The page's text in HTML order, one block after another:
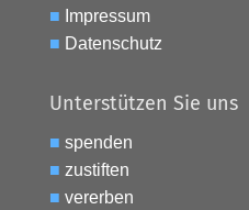
■ Impressum
■ Datenschutz
Unterstützen Sie uns
■ spenden
■ zustiften
■ vererben